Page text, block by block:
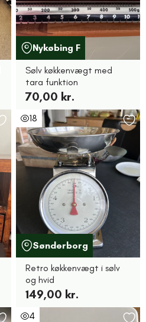
Nykøbing F
Sølv køkkenvægt med
tara funktion
70,00 kr.
18
Sønderborg
Retro køkkenvægt i sølv
og hvid
149,00 kr.
4